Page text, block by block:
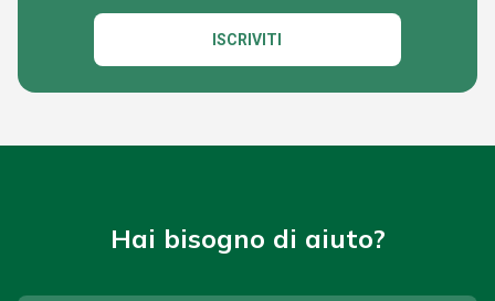
ISCRIVITI
Hai bisogno di aiuto?